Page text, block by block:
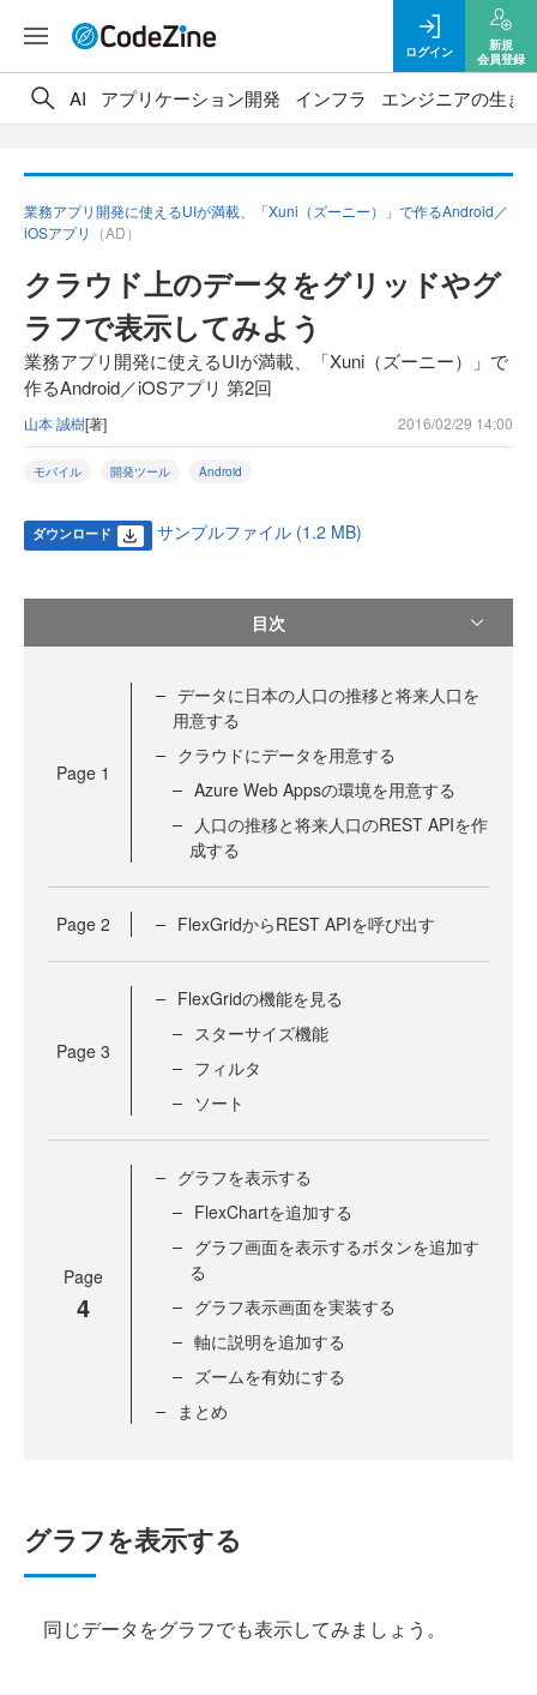
ログイン
新規
会員登録
AI アプリケーション開発 インフラ エンジニアの生き
業務アプリ開発に使えるUIが満載、「Xuni（ズーニー）」で作るAndroid／
iOSアプリ
（AD）
クラウド上のデータをグリッドやグ
ラフで表示してみよう
業務アプリ開発に使えるUIが満載、「Xuni（ズーニー）」で
作るAndroid／iOSアプリ 第2回
山本 誠樹[著] 2016/02/29 14:00
モバイル 開発ツール Android
ダウンロード サンプルファイル (1.2 MB)
目次
Page 1
データに日本の人口の推移と将来人口を
用意する
クラウドにデータを用意する
Azure Web Appsの環境を用意する
人口の推移と将来人口のREST APIを作
成する
Page 2 FlexGridからREST APIを呼び出す
Page 3
FlexGridの機能を見る
スターサイズ機能
フィルタ
ソート
Page
4
グラフを表示する
FlexChartを追加する
グラフ画面を表示するボタンを追加す
る
グラフ表示画面を実装する
軸に説明を追加する
ズームを有効にする
まとめ
グラフを表示する
同じデータをグラフでも表示してみましょう。